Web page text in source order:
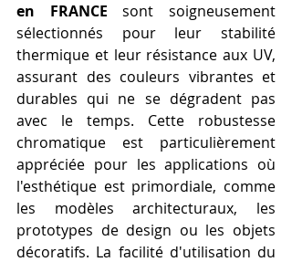
en FRANCE sont soigneusement
sélectionnés pour leur stabilité
thermique et leur résistance aux UV,
assurant des couleurs vibrantes et
durables qui ne se dégradent pas
avec le temps. Cette robustesse
chromatique est particulièrement
appréciée pour les applications où
l'esthétique est primordiale, comme
les modèles architecturaux, les
prototypes de design ou les objets